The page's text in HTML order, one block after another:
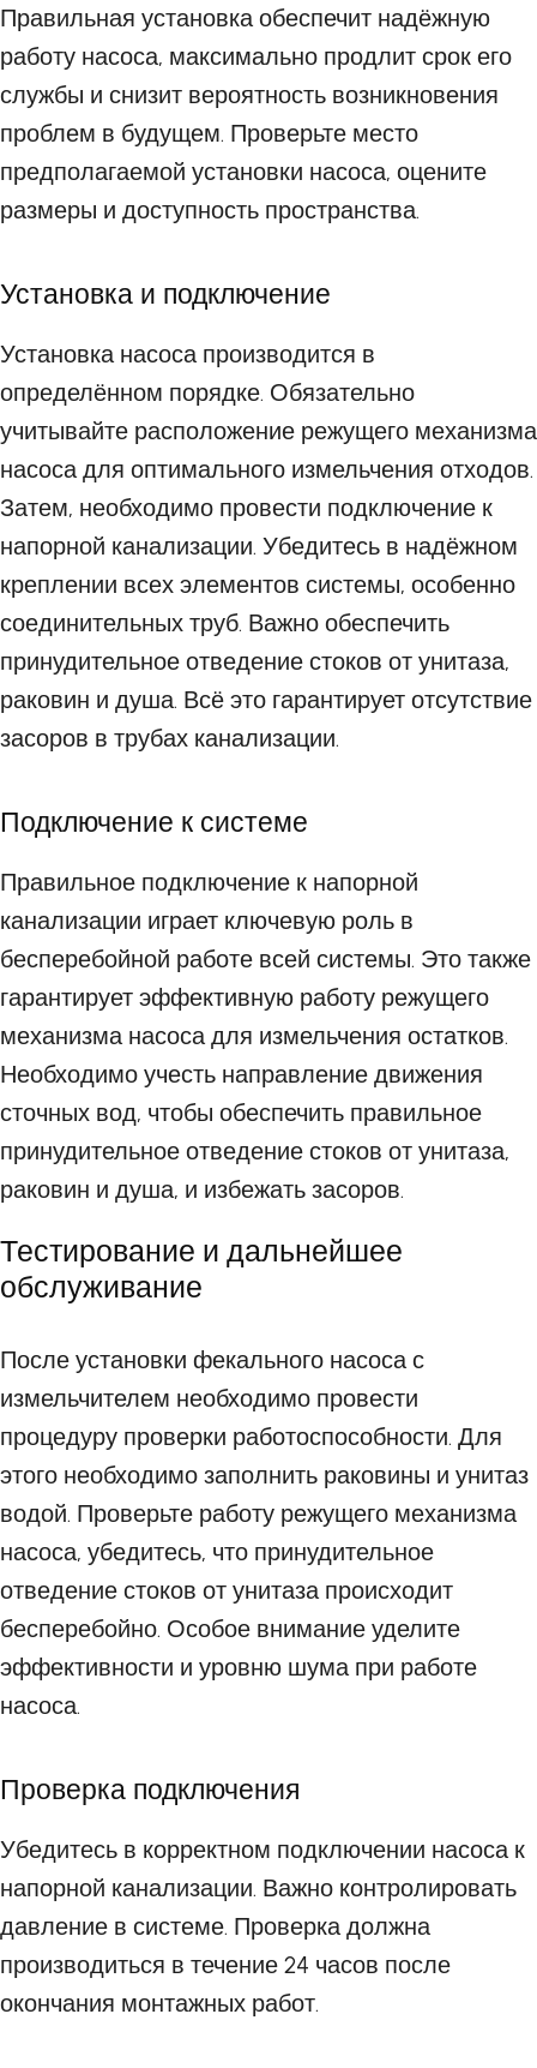
Правильная установка обеспечит надёжную
работу насоса, максимально продлит срок его
службы и снизит вероятность возникновения
проблем в будущем. Проверьте место
предполагаемой установки насоса, оцените
размеры и доступность пространства.
Установка и подключение
Установка насоса производится в
определённом порядке. Обязательно
учитывайте расположение режущего механизма
насоса для оптимального измельчения отходов.
Затем, необходимо провести подключение к
напорной канализации. Убедитесь в надёжном
креплении всех элементов системы, особенно
соединительных труб. Важно обеспечить
принудительное отведение стоков от унитаза,
раковин и душа. Всё это гарантирует отсутствие
засоров в трубах канализации.
Подключение к системе
Правильное подключение к напорной
канализации играет ключевую роль в
бесперебойной работе всей системы. Это также
гарантирует эффективную работу режущего
механизма насоса для измельчения остатков.
Необходимо учесть направление движения
сточных вод, чтобы обеспечить правильное
принудительное отведение стоков от унитаза,
раковин и душа, и избежать засоров.
Тестирование и дальнейшее
обслуживание
После установки фекального насоса с
измельчителем необходимо провести
процедуру проверки работоспособности. Для
этого необходимо заполнить раковины и унитаз
водой. Проверьте работу режущего механизма
насоса, убедитесь, что принудительное
отведение стоков от унитаза происходит
бесперебойно. Особое внимание уделите
эффективности и уровню шума при работе
насоса.
Проверка подключения
Убедитесь в корректном подключении насоса к
напорной канализации. Важно контролировать
давление в системе. Проверка должна
производиться в течение 24 часов после
окончания монтажных работ.